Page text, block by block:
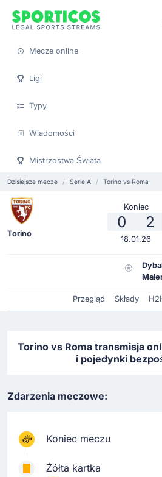
Mecze online
Ligi
Typy
Wiadomości
Mistrzostwa Świata
Dzisiejsze mecze Serie A Torino vs Roma
Torino
Koniec
0 2
18.01.26
Przegląd Składy
Torino vs Roma transmisja
i pojedynki
Zdarzenia meczowe:
Koniec meczu
Żółta kartka